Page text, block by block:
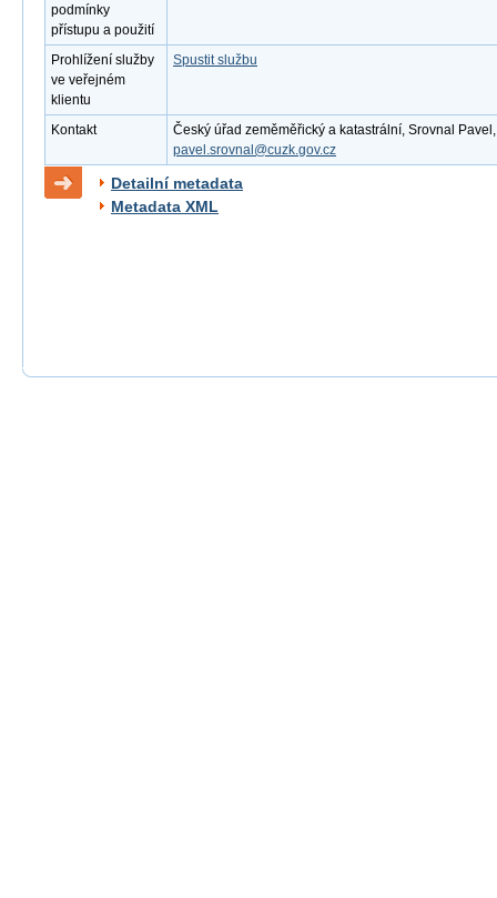
podmínky
přístupu a použití
Prohlížení služby
ve veřejném
klientu
Spustit službu
Kontakt
Český úřad zeměměřický a katastrální, Srovnal
pavel.srovnal@cuzk.gov.cz
Detailní metadata
Metadata XML